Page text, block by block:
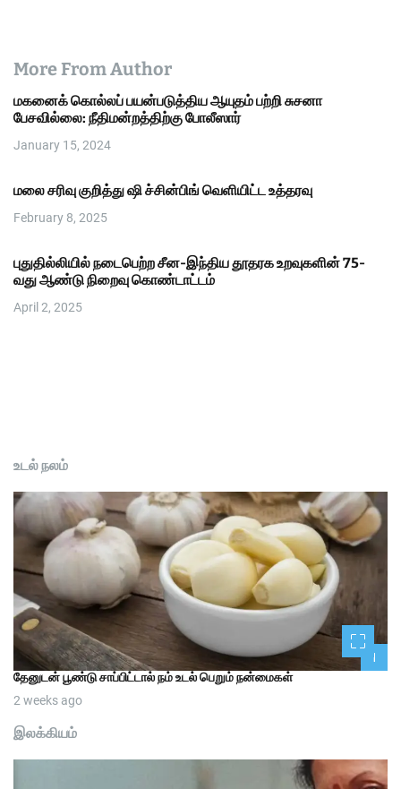
More From Author
மகனைக் கொல்லப் பயன்படுத்திய ஆயுதம் பற்றி சுசனா
பேசவில்லை: நீதிமன்றத்திற்கு போலீஸார்
January 15, 2024
மலை சரிவு குறித்து ஷி ச்சின்பிங் வெளியிட்ட உத்தரவு
February 8, 2025
புதுதில்லியில் நடைபெற்ற சீன-இந்திய தூதரக உறவுகளின் 75-
வது ஆண்டு நிறைவு கொண்டாட்டம்
April 2, 2025
உடல் நலம்
1
தேனுடன் பூண்டு சாப்பிட்டால் நம் உடல் பெறும் நன்மைகள்
2 weeks ago
இலக்கியம்